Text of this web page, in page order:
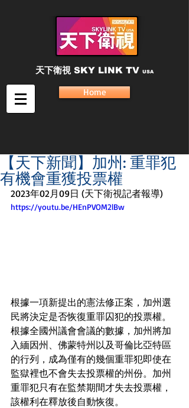
天下衛視 SKY LINK TV USA
Home
【天下新聞】加州: 重罪犯
有機會重獲投票權
2023年02月09日 (天下衛視記者報導)
https://youtu.be/HEnPVOM2lBw
根據一項新提出的憲法修正案，加州選
民將決定是否恢復重罪囚犯的投票權。
根據全國州議會會議的數據，加州將加
入緬因州、佛蒙特州以及哥倫比亞特區
的行列，成為僅有的幾個重罪犯即使在
監獄裡也不會失去投票權的州份。加州
重罪犯只有在監禁期間才失去投票權，
該權利在釋放後自動恢復。